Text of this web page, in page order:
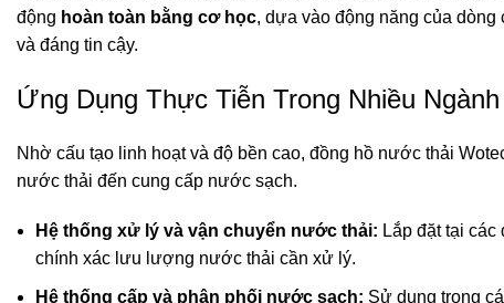
động hoàn toàn bằng cơ học, dựa vào động năng của
và đáng tin cậy.
Ứng Dụng Thực Tiễn Trong Nhiều
Nhờ cấu tạo linh hoạt và độ bền cao, đồng hồ nước thải
nước thải đến cung cấp nước sạch.
Hệ thống xử lý và vận chuyển nước thải: Lắp đặt tại
chính xác lưu lượng nước thải cần xử lý.
Hệ thống cấp và phân phối nước sạch: Sử dụng trong